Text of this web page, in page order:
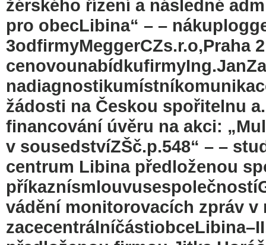
žérského řízení a následné
pro obecLibina“ – –
3odfirmyMeggerCZs.r.o,Praha
žádosti na Českou spořitelnu
financování úvěru na akci:
v sousedstvíZŠč.p.548“ – –
centrum Libina předloženou
vádění monitorovacích zpráv